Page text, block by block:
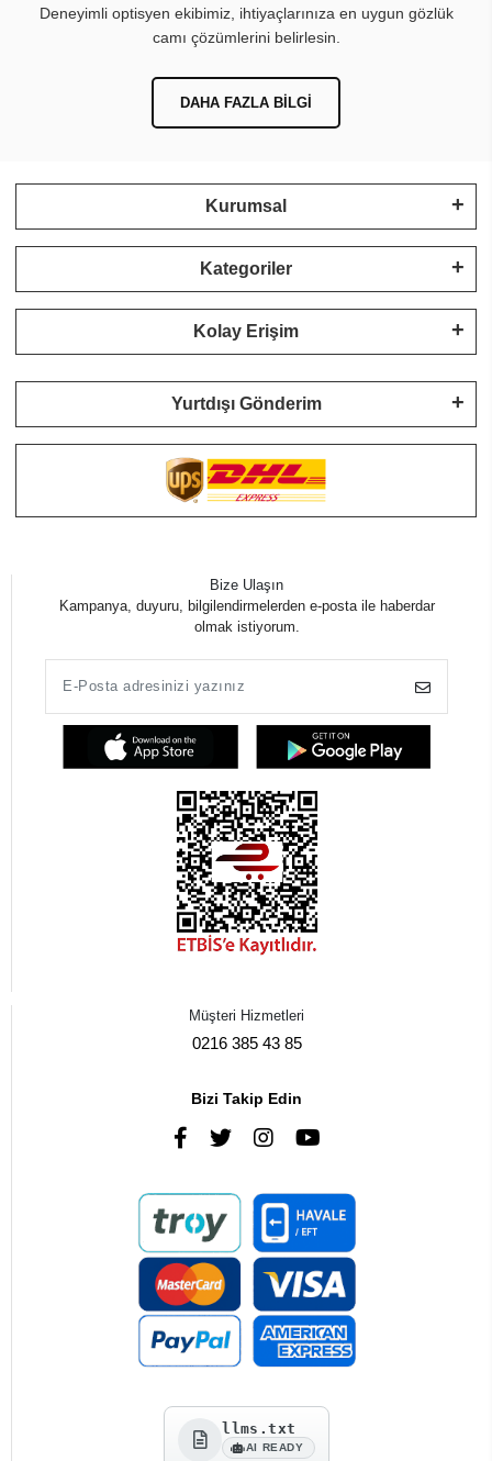
Deneyimli optisyen ekibimiz, ihtiyaçlarınıza en uygun gözlük
camı çözümlerini belirlesin.
DAHA FAZLA BILGI
Kurumsal
Kategoriler
Kolay Erişim
Yurtdışı Gönderim
Bize Ulaşın
Kampanya, duyuru, bilgilendirmelerden e-posta ile haberdar
olmak istiyorum.
Müşteri Hizmetleri
0216 385 43 85
Bizi Takip Edin
llms.txt
AI READY